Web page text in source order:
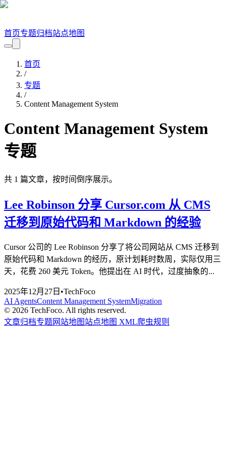
首页专题归档站点地图
首页
/
专题
/
Content Management System
Content Management System
专题
共 1 篇文章，按时间倒序展示。
Lee Robinson 分享 Cursor.com 从 CMS
迁移到原始代码和 Markdown 的经验
Cursor 公司的 Lee Robinson 分享了将公司网站从 CMS 迁移到
原始代码和 Markdown 的经历，原计划耗时数周，实际仅用三
天，花费 260 美元 Token。他提出在 AI 时代，过度抽象的...
2025年12月27日 •TechFoco
AI AgentsContent Management SystemMigration
© 2026 TechFoco. All rights reserved.
文章归档专题 网站地图 站点地图 XML爬虫规则